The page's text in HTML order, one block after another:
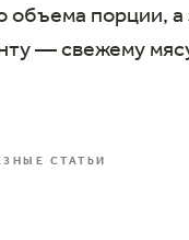
порции, а
— свежему
СТАТЬИ